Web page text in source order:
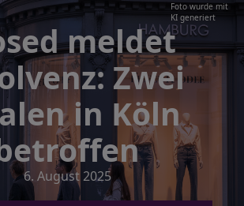
Foto wurde mit
KI generiert
meldet
Zwei
in Köln
6. August 2025